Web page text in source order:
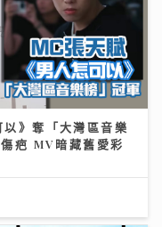
》奪「大灣區音樂
疤 MV暗藏舊愛彩